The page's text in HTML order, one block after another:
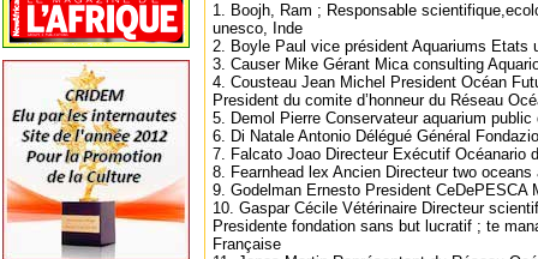
1. Boojh, Ram ; Responsable
unesco, Inde
2. Boyle Paul vice président Aquariums Etats
3. Causer Mike Gérant Mica consulting
4. Cousteau Jean Michel President Océan
President du comite d’honneur du Réseau
5. Demol Pierre Conservateur aquarium
6. Di Natale Antonio Délégué Général
7. Falcato Joao Directeur Exécutif Océanario
8. Fearnhead lex Ancien Directeur two oceans
9. Godelman Ernesto President CeDePESCA
10. Gaspar Cécile Vétérinaire Directeur
Presidente fondation sans but lucratif ; te
Française